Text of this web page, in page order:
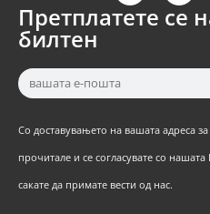
Претплатете се
билтен
Со доставувањето на вашата адреса
прочитале и се согласувате со
сакате да примате вести од нас.